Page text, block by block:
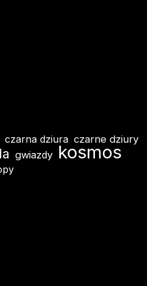
czarna dziura czarne dziury
gwiazdy kosmos